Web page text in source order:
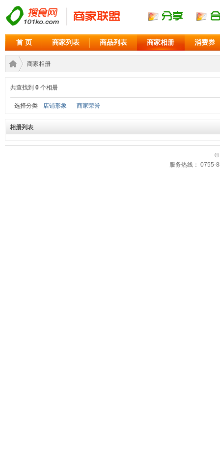
首 页 商家列表 商品列表 商家相册 消费券
商家›
商家相册
共查找到 0 个相册
选择分类 店铺形象 商家荣誉
相册列表
©
服务热线： 0755-